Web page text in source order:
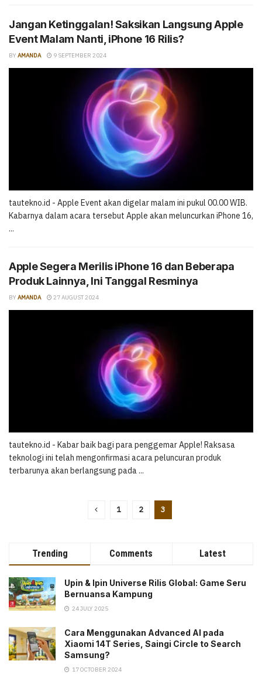
Jangan Ketinggalan! Saksikan Langsung Apple
Event Malam Nanti, iPhone 16 Rilis?
BY AMANDA 9 SEPTEMBER 2024
tautekno.id - Apple Event akan digelar malam ini pukul 00.00 WIB.
Kabarnya dalam acara tersebut Apple akan meluncurkan iPhone 16,
...
Apple Segera Merilis iPhone 16 dan Beberapa
Produk Lainnya, Ini Tanggal Resminya
BY AMANDA 27 AUGUST 2024
tautekno.id - Kabar baik bagi para penggemar Apple! Raksasa
teknologi ini telah mengonfirmasi acara peluncuran produk
terbarunya akan berlangsung pada ...
1 2 3
Trending Comments Latest
Upin & Ipin Universe Rilis Global: Game Seru
Bernuansa Kampung
24 JULY 2025
Cara Menggunakan Advanced AI pada
Xiaomi 14T Series, Saingi Circle to Search
Samsung?
17 OCTOBER 2024